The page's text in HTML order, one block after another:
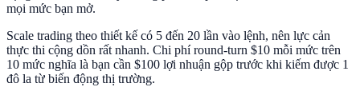
mọi mức bạn mở.
Scale trading theo thiết kế có 5 đến 20 lần vào lệnh, nên lực cản
thực thi cộng dồn rất nhanh. Chi phí round-turn $10 mỗi mức trên
10 mức nghĩa là bạn cần $100 lợi nhuận gộp trước khi kiếm được 1
đô la từ biến động thị trường.